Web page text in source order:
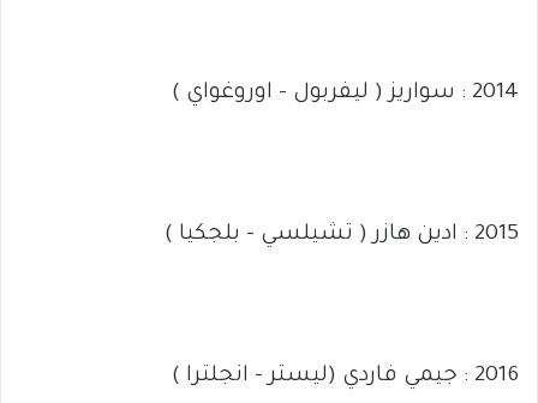
2014 : سواريز ( ليفربول – اوروغواي )
2015 : ادين هازر ( تشيلسي – بلجكيا )
2016 : جيمي فاردي (ليستر – انجلترا )